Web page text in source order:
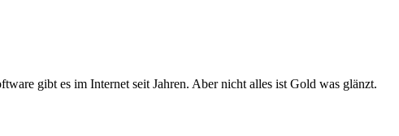
gibt es im Internet seit Jahren. Aber nicht alles ist Gold was glänzt.